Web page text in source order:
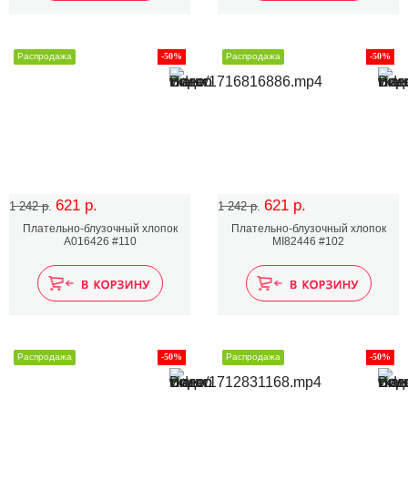
1 242 р. 621 р.
-50%
Распродажа
Плательно-блузочный хлопок
A016426 #110
1 242 р. 621 р.
-50%
Распродажа
Плательно-блузочный хлопок
MI82446 #102
-50%
Распродажа -50%
Распродажа